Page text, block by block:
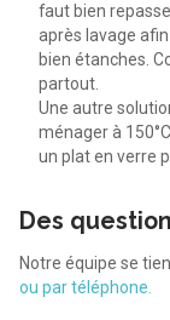
faut bien
après lavage
bien étanches.
partout.
Une autre
ménager à
un plat en verre
Des
Notre équipe se
ou par téléphone.